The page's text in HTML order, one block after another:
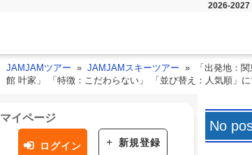
2026-2027
JAMJAMツアー JAMJAMスキーツアー
「出発地：
館 叶家」 「特徴：こだわらない」 「並び替え：人気順」
No
マイページ
ログイン 新規登録